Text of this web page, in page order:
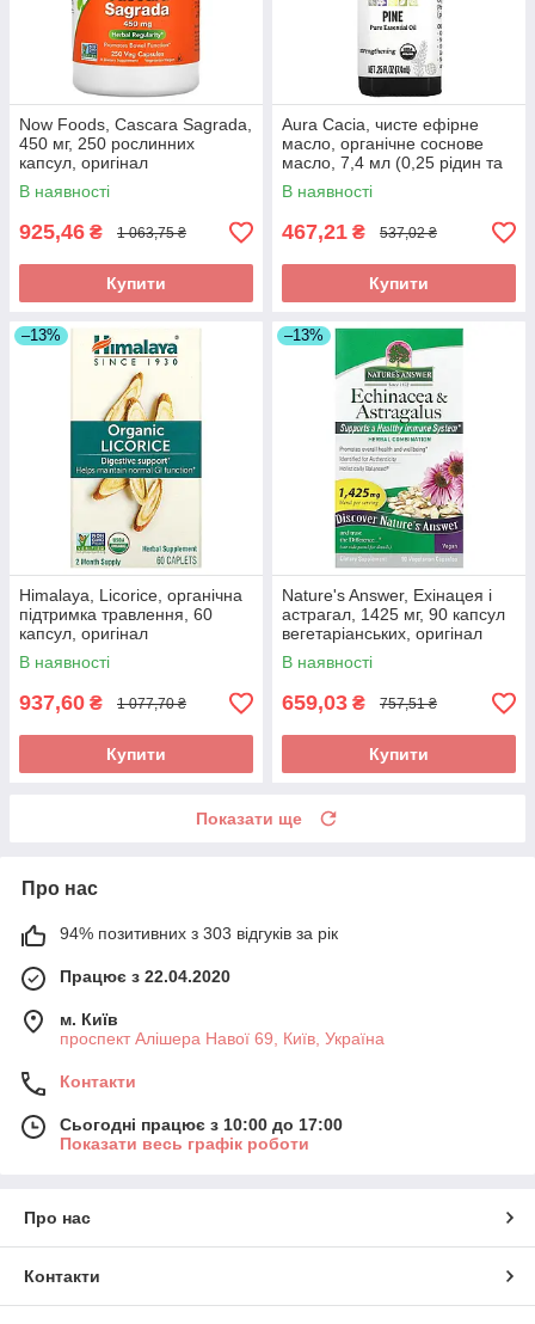
Now Foods, Cascara Sagrada,
450 мг, 250 рослинних
капсул, оригінал
В наявності
925,46 ₴ 1 063,75 ₴
Купити
Aura Cacia, чисте ефірне
масло, органічне соснове
масло, 7,4 мл (0,25 рідин та
си. унції), оригінал
В наявності
467,21 ₴ 537,02 ₴
Купити
–13%
Himalaya, Licorice, органічна
підтримка травлення, 60
капсул, оригінал
В наявності
937,60 ₴ 1 077,70 ₴
Купити
–13%
Nature's Answer, Ехінацея і
астрагал, 1425 мг, 90 капсул
вегетаріанських, оригінал
В наявності
659,03 ₴ 757,51 ₴
Купити
Показати ще
Про нас
94% позитивних з 303 відгуків за рік
Працює з 22.04.2020
м. Київ
проспект Алішера Навої 69, Київ, Україна
Контакти
Сьогодні працює з 10:00 до 17:00
Показати весь графік роботи
Про нас
Контакти